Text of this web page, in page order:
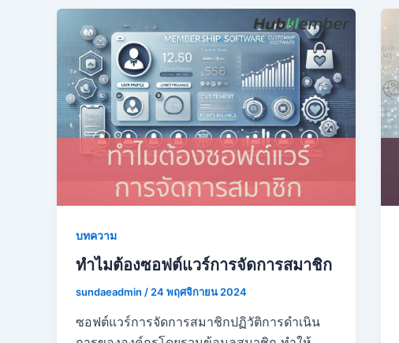
บทความ
ทำไมต้องซอฟต์แวร์การจัดการสมาชิก
sundaeadmin /24 พฤศจิกายน 2024
ซอฟต์แวร์การจัดการสมาชิกปฏิวัติการดำเนิน